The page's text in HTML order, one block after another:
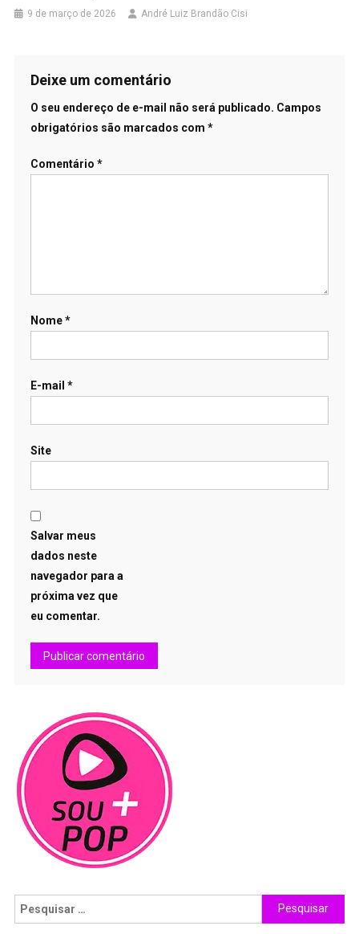
9 de março de 2026 André Luiz Brandão Cisi
Deixe um comentário
O seu endereço de e-mail não será publicado. Campos
obrigatórios são marcados com *
Comentário *
Nome*
E-mail *
Site
Salvar meus
dados neste
navegador para a
próxima vez que
eu comentar.